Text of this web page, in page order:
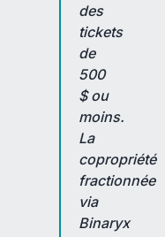
des
tickets
de
500
$ ou
moins.
La
copropriété
fractionnée
via
Binaryx